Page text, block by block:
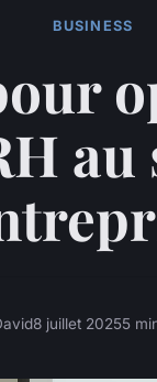
BUSINESS
au
8 juillet 20255